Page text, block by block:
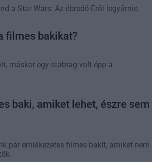
a Star Wars: Az ébredő Erőt legyűrnie.
filmes bakikat?
máskor egy stábtag volt épp a
baki, amiket lehet, észre sem
pár emlékezetes filmes bakit, amiket nem